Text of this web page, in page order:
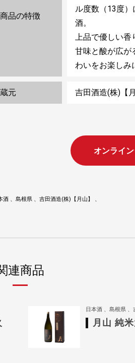
商品の特徴
ル度数（13度
酒。
上品で優しい香
甘味と酸が広が
わいをお楽しみ
蔵元 吉田酒造(株)【月
オンライ
酒 島根県 吉田酒造(株)【月山】
連商品
日本酒 島根県
月山 純